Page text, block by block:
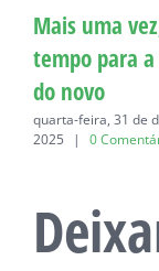
Mais uma
tempo para
do novo
quarta-feira, 31 de
2025
| 0